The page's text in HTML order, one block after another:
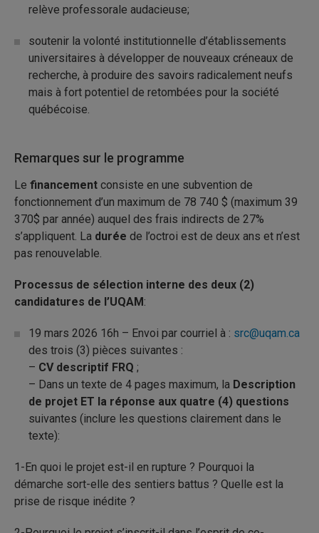
relève professorale audacieuse;
soutenir la volonté institutionnelle d’établissements
universitaires à développer de nouveaux créneaux de
recherche, à produire des savoirs radicalement neufs
mais à fort potentiel de retombées pour la société
québécoise.
Remarques sur le programme
Le financement consiste en une subvention de
fonctionnement d’un maximum de 78 740 $ (maximum 39
370$ par année) auquel des frais indirects de 27%
s’appliquent. La durée de l’octroi est de deux ans et n’est
pas renouvelable.
Processus de sélection interne des deux (2)
candidatures de l’UQAM:
19 mars 2026 16h – Envoi par courriel à : src@uqam.ca
des trois (3) pièces suivantes :
– CV descriptif FRQ ;
– Dans un texte de 4 pages maximum, la Description
de projet ET la réponse aux quatre (4) questions
suivantes (inclure les questions clairement dans le
texte):
1-En quoi le projet est-il en rupture ? Pourquoi la
démarche sort-elle des sentiers battus ? Quelle est la
prise de risque inédite ?